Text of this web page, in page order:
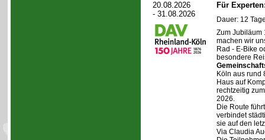
20.08.2026
- 31.08.2026
Für
Dauer: 12
Zum Jubiläum
machen wir
Rad - E-Bike
besondere
Köln aus rund
Haus auf
rechtzeitig
2026.
Die Route
verbindet
sie auf den
Via Claudia